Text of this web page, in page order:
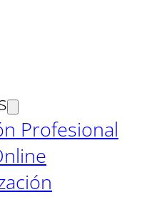
Profesional